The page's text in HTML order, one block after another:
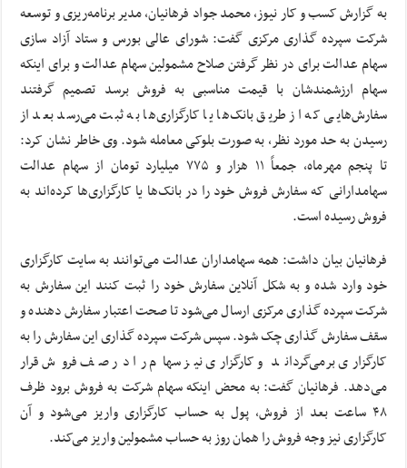
به گزارش کسب و کار نیوز، محمد جواد فرهانیان، مدیر برنامه‌ریزی و توسعه
شرکت سپرده گذاری مرکزی گفت: شورای عالی بورس و ستاد آزاد سازی
سهام عدالت برای در نظر گرفتن صلاح مشمولین سهام عدالت و برای اینکه
سهام ارزشمندشان با قیمت مناسبی به فروش برسد تصمیم گرفتند
سفارش‌هایی که از طریق بانک‌ها یا کارگزاری‌ها به ثبت می‌رسد بعد از
رسیدن به حد مورد نظر، به صورت بلوکی معامله شود. وی خاطر نشان کرد:
تا پنجم مهرماه، جمعاً ۱۱ هزار و ۷۷۵ میلیارد تومان از سهام عدالت
سهامدارانی که سفارش فروش خود را در بانک‌ها یا کارگزاری‌ها کرده‌اند به
فروش رسیده است.
فرهانیان بیان داشت: همه سهامداران عدالت می‌توانند به سایت کارگزاری
خود وارد شده و به شکل آنلاین سفارش خود را ثبت کنند این سفارش به
شرکت سپرده گذاری مرکزی ارسال می‌شود تا صحت اعتبار سفارش دهنده و
سقف سفارش گذاری چک شود. سپس شرکت سپرده گذاری این سفارش را به
کارگزاری برمی‌گرداند و کارگزاری نیز سهام را در صف فروش قرار
می‌دهد. فرهانیان گفت: به محض اینکه سهام شرکت به فروش برود ظرف
۴۸ ساعت بعد از فروش، پول به حساب کارگزاری واریز می‌شود و آن
کارگزاری نیز وجه فروش را همان روز به حساب مشمولین واریز می‌کند.